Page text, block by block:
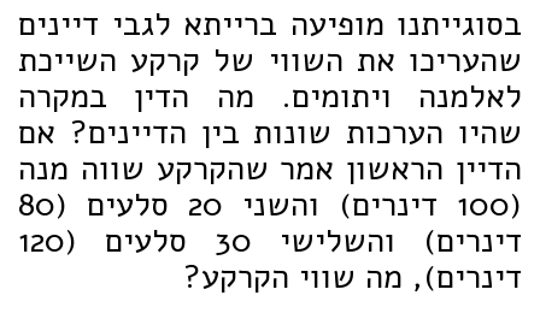
בסוגייתנו מופיעה ברייתא לגבי דיינים
שהעריכו את השווי של קרקע השייכת
לאלמנה ויתומים. מה הדין במקרה
שהיו הערכות שונות בין הדיינים? אם
הדיין הראשון אמר שהקרקע שווה מנה
(100 דינרים) והשני 20 סלעים (80
דינרים) והשלישי 30 סלעים (120
דינרים), מה שווי הקרקע?